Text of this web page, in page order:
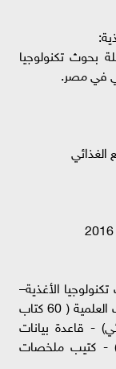
سبتمبر 2024 من مجلة بحوث تكنولوجيا
في مصر.
الأغذية–
جريدة تكنولوجيا التصنيع الغدائي- بعض الكتب العلمية ( 60 كتاب
- قاعدة بيانات
- كتيب ملخصات